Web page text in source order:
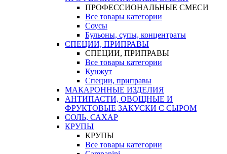
ПРОФЕССИОНАЛЬНЫЕ СМЕСИ
Все товары категории
Соусы
Бульоны, супы, концентраты
СПЕЦИИ, ПРИПРАВЫ
СПЕЦИИ, ПРИПРАВЫ
Все товары категории
Кунжут
Специи, приправы
МАКАРОННЫЕ ИЗДЕЛИЯ
АНТИПАСТИ, ОВОЩНЫЕ И
ФРУКТОВЫЕ ЗАКУСКИ С СЫРОМ
СОЛЬ, САХАР
КРУПЫ
КРУПЫ
Все товары категории